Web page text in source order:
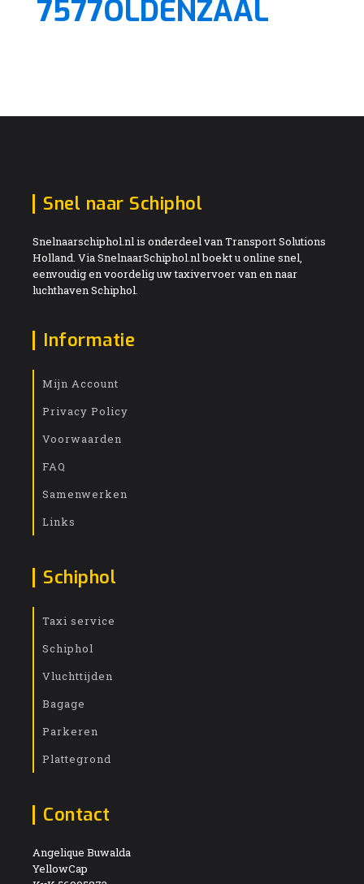
7577OLDENZAAL
Snel naar Schiphol
Snelnaarschiphol.nl is onderdeel van Transport Solutions
Holland. Via SnelnaarSchiphol.nl boekt u online snel,
eenvoudig en voordelig uw taxivervoer van en naar
luchthaven Schiphol.
Informatie
Mijn Account
Privacy Policy
Voorwaarden
FAQ
Samenwerken
Links
Schiphol
Taxi service
Schiphol
Vluchttijden
Bagage
Parkeren
Plattegrond
Contact
Angelique Buwalda
YellowCap